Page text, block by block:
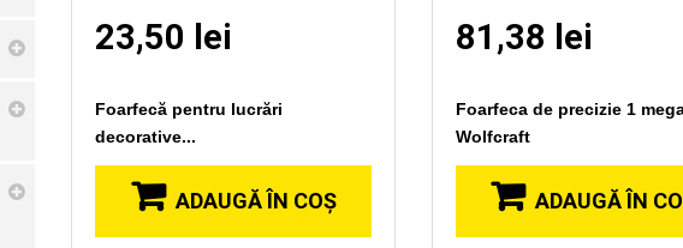
23,50 lei
Foarfecă pentru lucrări
decorative...
ADAUGĂ ÎN COŞ
81,38 lei
Foarfeca de precizie 1
Wolfcraft
ADAUGĂ ÎN